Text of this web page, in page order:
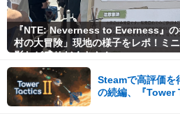
『NTE: Neverness to Everness』
村の大冒険」現地の様子をレポ！ミ
影など盛りだくさん！
Steamで高評価
の続編、『Tower